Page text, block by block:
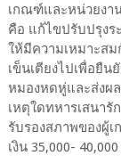
เกณฑ์และหน่วยงา
คือ แก้ไขปรับปรุง
ให้มีความเหมาะส
เข็นเตียงไปเพื่อยืน
หมองหดหู่และส่งผ
เหตุใดทหารเสนา
รับรองสภาพของผู้
เงิน 35,000-